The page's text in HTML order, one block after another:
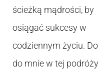
ścieżką mądrości, by
osiągać sukcesy w
codziennym życiu.
do mnie w tej